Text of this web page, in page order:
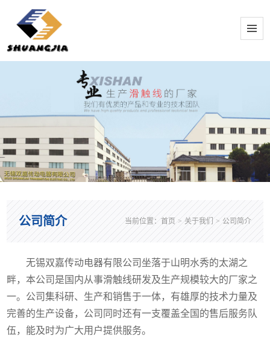
公司简介 当前位置： 首页 > 关于我们 > 公司简介
无锡双嘉传动电器有限公司坐落于山明水秀的太湖之
畔，本公司是国内从事滑触线研发及生产规模较大的厂家之
一。公司集科研、生产和销售于一体，有雄厚的技术力量及
完善的生产设备，公司同时还有一支覆盖全国的售后服务队
伍，能及时为广大用户提供服务。